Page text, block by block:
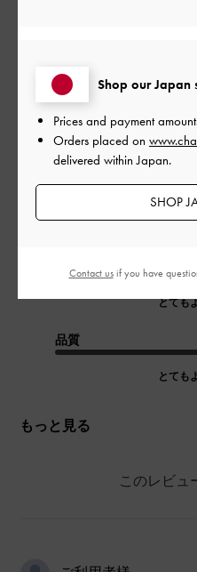
ご利用者様
色ちがいで購入
セールで安くなってたので購入
自身幅広ですがとてもゆったり
デザイン
とても
品質
とても
もっと見る
このレビュ
Shop our Japan
Prices and payment
Orders placed on
delivered within Japan.
SHOP
Contact usif you have